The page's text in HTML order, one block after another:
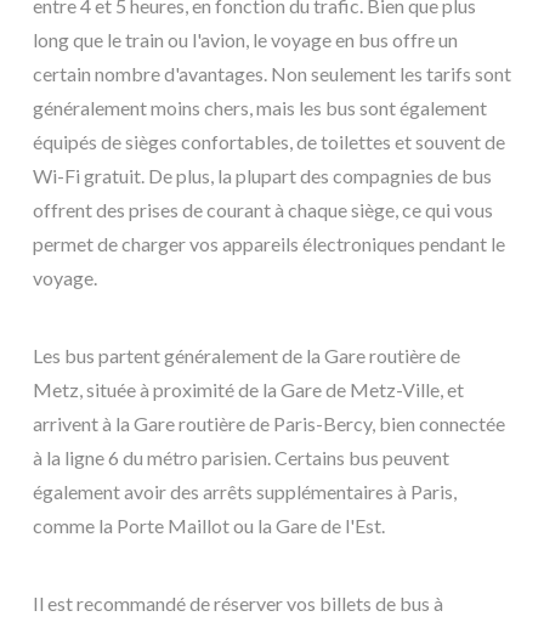
entre 4 et 5 heures, en fonction du trafic. Bien que plus
long que le train ou l'avion, le voyage en bus offre un
certain nombre d'avantages. Non seulement les tarifs sont
généralement moins chers, mais les bus sont également
équipés de sièges confortables, de toilettes et souvent de
Wi-Fi gratuit. De plus, la plupart des compagnies de bus
offrent des prises de courant à chaque siège, ce qui vous
permet de charger vos appareils électroniques pendant le
voyage.
Les bus partent généralement de la Gare routière de
Metz, située à proximité de la Gare de Metz-Ville, et
arrivent à la Gare routière de Paris-Bercy, bien connectée
à la ligne 6 du métro parisien. Certains bus peuvent
également avoir des arrêts supplémentaires à Paris,
comme la Porte Maillot ou la Gare de l'Est.
Il est recommandé de réserver vos billets de bus à